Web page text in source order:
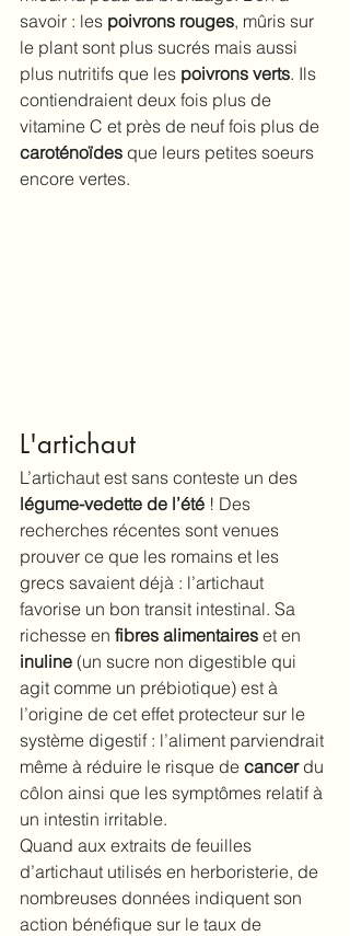
savoir : les poivrons rouges, mûris sur
le plant sont plus sucrés mais aussi
plus nutritifs que les poivrons verts. Ils
contiendraient deux fois plus de
vitamine C et près de neuf fois plus de
caroténoïdes que leurs petites soeurs
encore vertes.
L'artichaut
L’artichaut est sans conteste un des
légume-vedette de l’été ! Des
recherches récentes sont venues
prouver ce que les romains et les
grecs savaient déjà : l’artichaut
favorise un bon transit intestinal. Sa
richesse en fibres alimentaires et en
inuline (un sucre non digestible qui
agit comme un prébiotique) est à
l’origine de cet effet protecteur sur le
système digestif : l’aliment parviendrait
même à réduire le risque de cancer du
côlon ainsi que les symptômes relatif à
un intestin irritable.
Quand aux extraits de feuilles
d’artichaut utilisés en herboristerie, de
nombreuses données indiquent son
action bénéfique sur le taux de